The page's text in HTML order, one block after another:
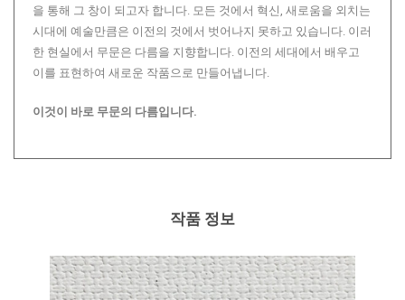
을 통해 그 창이 되고자 합니다. 모든 것에서 혁신, 새로움을 외치는
시대에 예술만큼은 이전의 것에서 벗어나지 못하고 있습니다. 이러
한 현실에서 무문은 다름을 지향합니다. 이전의 세대에서 배우고
이를 표현하여 새로운 작품으로 만들어냅니다.
이것이 바로 무문의 다름입니다.
작품 정보